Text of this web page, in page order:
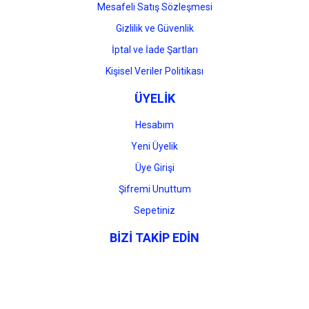
Mesafeli Satış Sözleşmesi
Gizlilik ve Güvenlik
İptal ve İade Şartları
Kişisel Veriler Politikası
ÜYELİK
Hesabım
Yeni Üyelik
Üye Girişi
Şifremi Unuttum
Sepetiniz
BİZİ TAKİP EDİN